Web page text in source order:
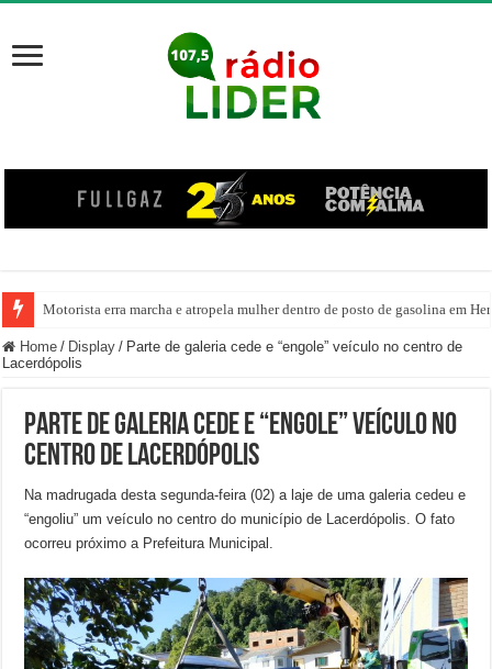
Motorista erra marcha e atropela mulher dentro de posto de gasolina em
Home / Display / Parte de galeria cede e “engole” veículo no centro de
Lacerdópolis
Parte de galeria cede e “engole” veículo no
centro de Lacerdópolis
Na madrugada desta segunda-feira (02) a laje de uma galeria cedeu e
“engoliu” um veículo no centro do município de Lacerdópolis. O fato
ocorreu próximo a Prefeitura Municipal.